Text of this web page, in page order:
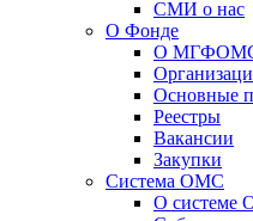
СМИ о нас
О Фонде
О
Основные
Реестры
Вакансии
Закупки
Система ОМС
О системе